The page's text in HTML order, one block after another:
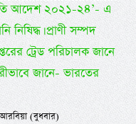
আদেশ ২০২১-২৪’- এ
প্রাণী সম্পদ
ট্রেড পরিচালক জানে
জানে- ভারতের
(বুধবার)